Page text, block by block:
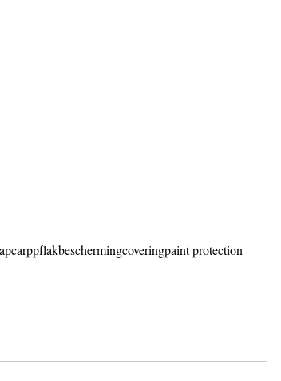
carppflakbeschermingcoveringpaint protection